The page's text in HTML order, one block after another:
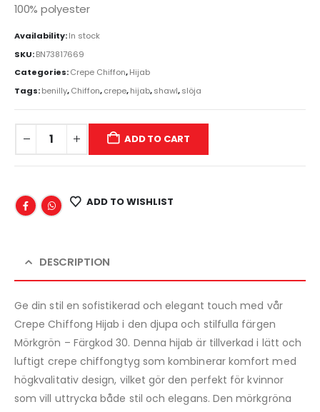
100% polyester
Availability:In stock
SKU:BN73817669
Categories:Crepe Chiffon,Hijab
Tags:benilly,Chiffon,crepe,hijab,shawl,slöja
ADD TO CART
ADD TO WISHLIST
DESCRIPTION
Ge din stil en sofistikerad och elegant touch med vår
Crepe Chiffong Hijab i den djupa och stilfulla färgen
Mörkgrön – Färgkod 30. Denna hijab är tillverkad i lätt och
luftigt crepe chiffongtyg som kombinerar komfort med
högkvalitativ design, vilket gör den perfekt för kvinnor
som vill uttrycka både stil och elegans. Den mörkgröna